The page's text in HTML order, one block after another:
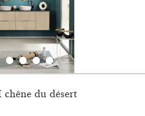
chêne du désert